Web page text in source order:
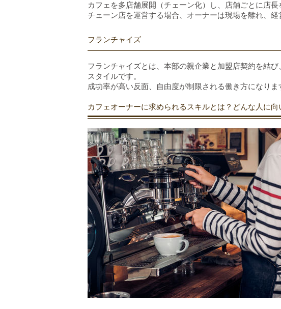
カフェを多店舗展開（チェーン化）し、店舗ごとに店長
チェーン店を運営する場合、オーナーは現場を離れ、経
フランチャイズ
フランチャイズとは、本部の親企業と加盟店契約を結
スタイルです。
成功率が高い反面、自由度が制限される働き方になりま
カフェオーナーに求められるスキルとは？どんな人に向